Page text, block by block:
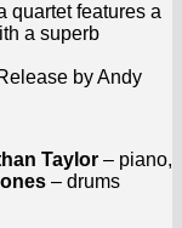
quartet features a
a superb
by Andy
Taylor – piano,
– drums